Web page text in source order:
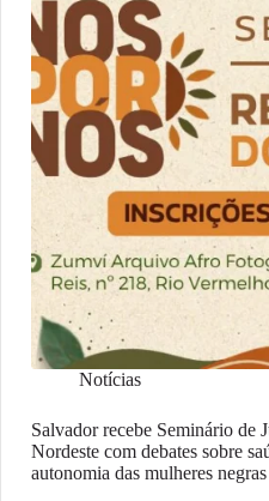
Notícias
Salvador recebe Seminário de
Nordeste com debates sobre
autonomia das mulheres negras